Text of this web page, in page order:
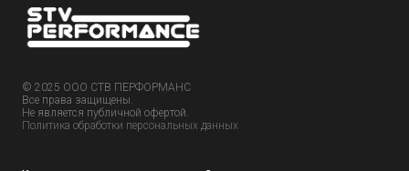
© 2025 ООО СТВ ПЕРФОРМАНС
Все права защищены.
Не является публичной офертой.
Политика обработки персональных данных